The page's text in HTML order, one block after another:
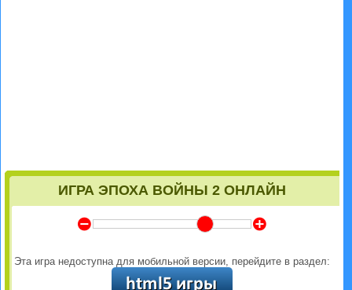
ИГРА ЭПОХА ВОЙНЫ 2 ОНЛАЙН
Y Z
Эта игра недоступна для мобильной версии, перейдите в раздел: